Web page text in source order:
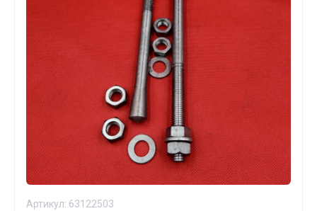
Артикул: 63122503